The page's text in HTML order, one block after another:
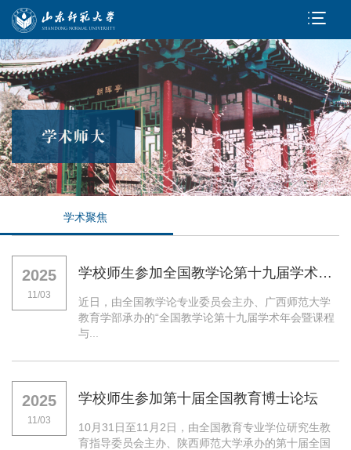
学术聚焦
2025
11/03
学校师生参加全国教学论第十九届学术年会并发言
近日，由全国教学论专业委员会主办、广西师范大学
教育学部承办的“全国教学论第十九届学术年会暨课程
与...
2025
11/03
学校师生参加第十届全国教育博士论坛
10月31日至11月2日，由全国教育专业学位研究生教
育指导委员会主办、陕西师范大学承办的第十届全国